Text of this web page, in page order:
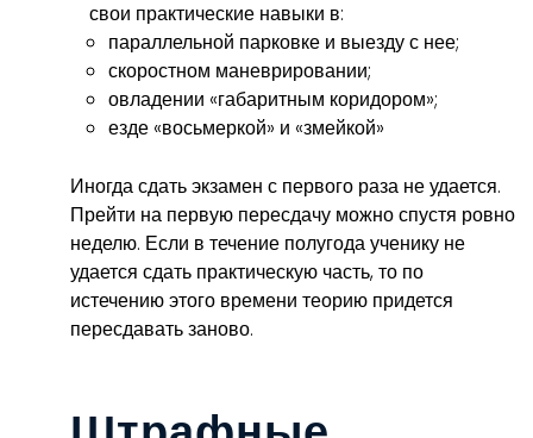
свои практические навыки в:
параллельной парковке и выезду с нее;
скоростном маневрировании;
овладении «габаритным коридором»;
езде «восьмеркой» и «змейкой»
Иногда сдать экзамен с первого раза не удается.
Прейти на первую пересдачу можно спустя ровно
неделю. Если в течение полугода ученику не
удается сдать практическую часть, то по
истечению этого времени теорию придется
пересдавать заново.